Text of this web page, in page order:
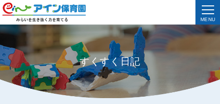
MENU
すくすく日記